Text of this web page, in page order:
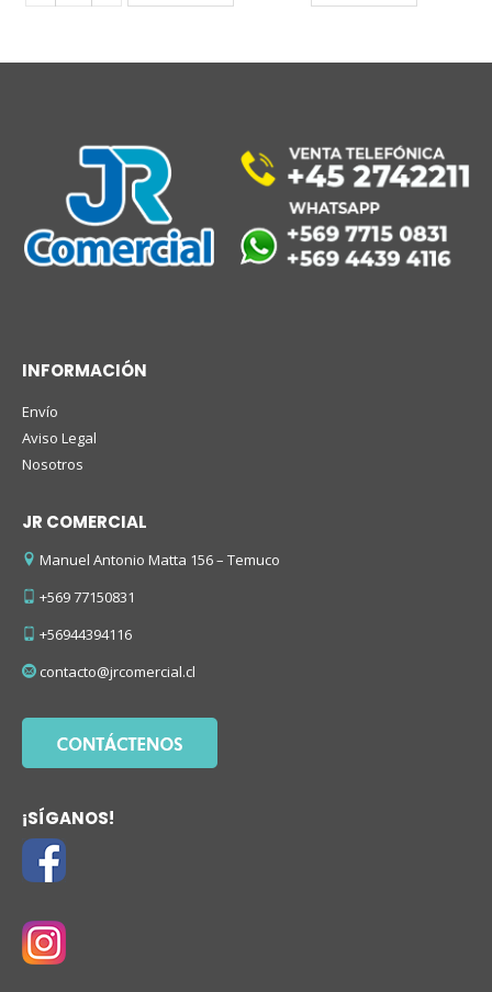
INFORMACIÓN
Envío
Aviso Legal
Nosotros
JR COMERCIAL
Manuel Antonio Matta 156 – Temuco
+569 77150831
+56944394116
contacto@jrcomercial.cl
¡SÍGANOS!